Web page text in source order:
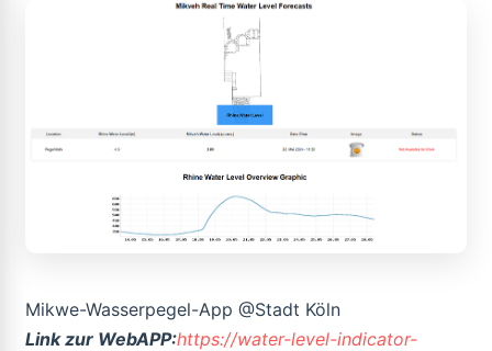
Mikwe-Wasserpegel-App @Stadt Köln
Link zur WebAPP:https://water-level-indicator-